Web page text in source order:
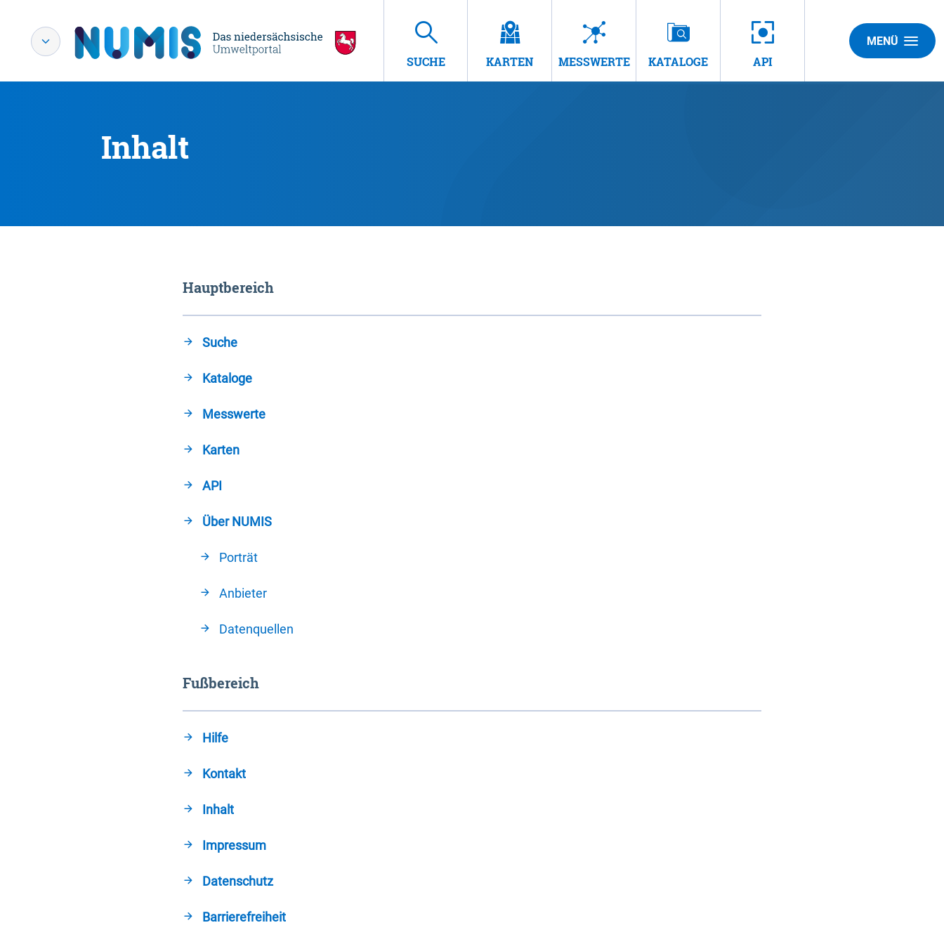
SUCHE KARTEN MESSWERTE KATALOGE API
MENÜ
Inhalt
Hauptbereich
Suche
Kataloge
Messwerte
Karten
API
Über NUMIS
Porträt
Anbieter
Datenquellen
Fußbereich
Hilfe
Kontakt
Inhalt
Impressum
Datenschutz
Barrierefreiheit